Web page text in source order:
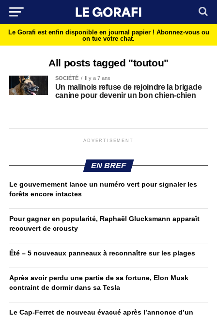
Le Gorafi est enfin disponible en journal papier ! Abonnez-vous ou
on tue votre chat.
All posts tagged "toutou"
SOCIÉTÉ Il y a 7 ans
Un malinois refuse de rejoindre la brigade
canine pour devenir un bon chien-chien
ADVERTISEMENT
EN BREF
Le gouvernement lance un numéro vert pour signaler les
forêts encore intactes
Pour gagner en popularité, Raphaël Glucksmann apparaît
recouvert de crousty
Été – 5 nouveaux panneaux à reconnaître sur les plages
Après avoir perdu une partie de sa fortune, Elon Musk
contraint de dormir dans sa Tesla
Le Cap-Ferret de nouveau évacué après l’annonce d’un